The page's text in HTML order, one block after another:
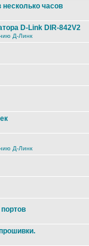
несколько часов
D-Link DIR-842V2
Д-Линк
Д-Линк